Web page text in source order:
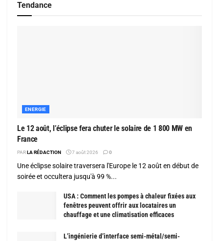
Tendance
ENERGIE
Le 12 août, l’éclipse fera chuter le solaire de 1 800 MW en
France
PARLA RÉDACTION 7 août 2026 0
Une éclipse solaire traversera l'Europe le 12 août en début de
soirée et occultera jusqu'à 99 %...
USA : Comment les pompes à chaleur fixées aux
fenêtres peuvent offrir aux locataires un
chauffage et une climatisation efficaces
L’ingénierie d’interface semi-métal/semi-